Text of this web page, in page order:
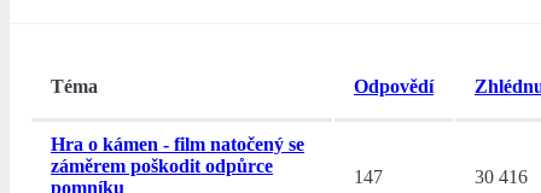
Téma Odpovědí
Hra o kámen - film natočený se
záměrem poškodit odpůrce
pomníku
147 30 416